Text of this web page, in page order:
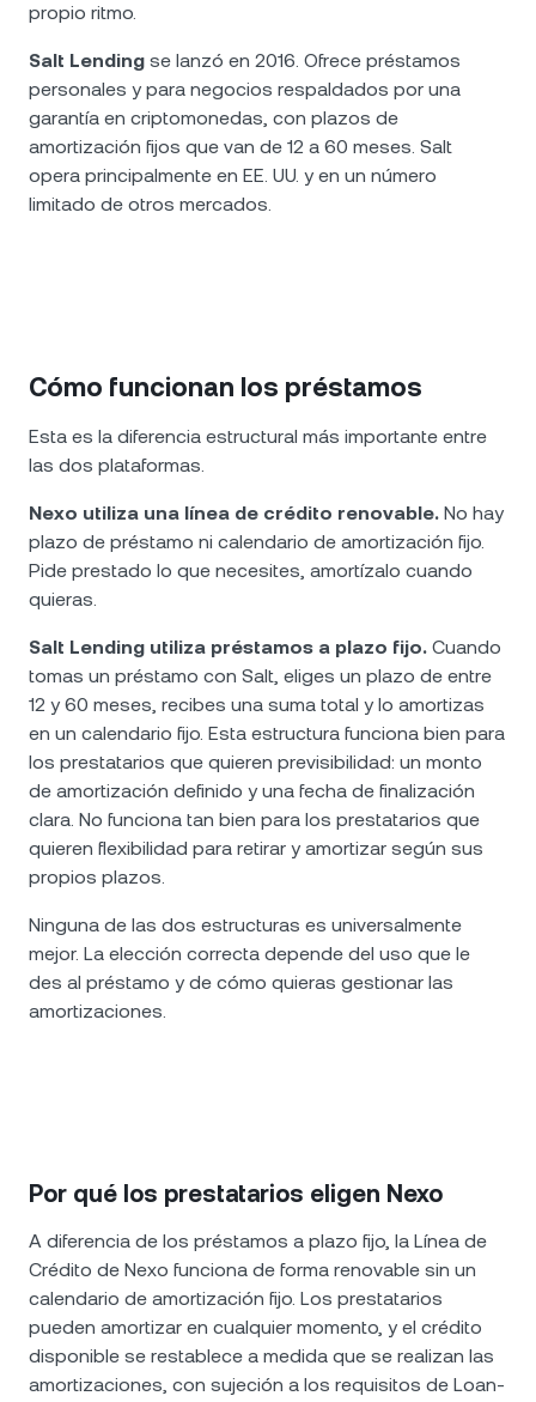
propio ritmo.
Salt Lending se lanzó en 2016. Ofrece préstamos
personales y para negocios respaldados por una
garantía en criptomonedas, con plazos de
amortización fijos que van de 12 a 60 meses. Salt
opera principalmente en EE. UU. y en un número
limitado de otros mercados.
Cómo funcionan los préstamos
Esta es la diferencia estructural más importante entre
las dos plataformas.
Nexo utiliza una línea de crédito renovable. No hay
plazo de préstamo ni calendario de amortización fijo.
Pide prestado lo que necesites, amortízalo cuando
quieras.
Salt Lending utiliza préstamos a plazo fijo. Cuando
tomas un préstamo con Salt, eliges un plazo de entre
12 y 60 meses, recibes una suma total y lo amortizas
en un calendario fijo. Esta estructura funciona bien para
los prestatarios que quieren previsibilidad: un monto
de amortización definido y una fecha de finalización
clara. No funciona tan bien para los prestatarios que
quieren flexibilidad para retirar y amortizar según sus
propios plazos.
Ninguna de las dos estructuras es universalmente
mejor. La elección correcta depende del uso que le
des al préstamo y de cómo quieras gestionar las
amortizaciones.
Por qué los prestatarios eligen Nexo
A diferencia de los préstamos a plazo fijo, la Línea de
Crédito de Nexo funciona de forma renovable sin un
calendario de amortización fijo. Los prestatarios
pueden amortizar en cualquier momento, y el crédito
disponible se restablece a medida que se realizan las
amortizaciones, con sujeción a los requisitos de Loan-